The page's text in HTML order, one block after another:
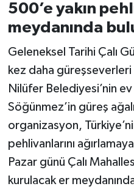
500’e yakın
meydanında
Geleneksel Tarihi Çalı
kez daha
Nilüfer Belediyesi’nin
Söğünmez’in güreş
organizasyon,
pehlivanlarını
Pazar günü Çalı
kurulacak er